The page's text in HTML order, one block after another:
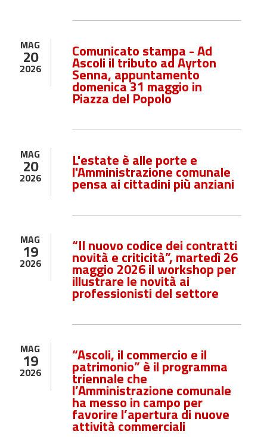
MAG
20
2026
Comunicato stampa - Ad
Ascoli il tributo ad Ayrton
Senna, appuntamento
domenica 31 maggio in
Piazza del Popolo
MAG
20
2026
L'estate è alle porte e
l'Amministrazione comunale
pensa ai cittadini più anziani
MAG
19
2026
“Il nuovo codice dei contratti
novità e criticità”, martedì 26
maggio 2026 il workshop per
illustrare le novità ai
professionisti del settore
MAG
19
2026
“Ascoli, il commercio e il
patrimonio” è il programma
triennale che
l’Amministrazione comunale
ha messo in campo per
favorire l’apertura di nuove
attività commerciali